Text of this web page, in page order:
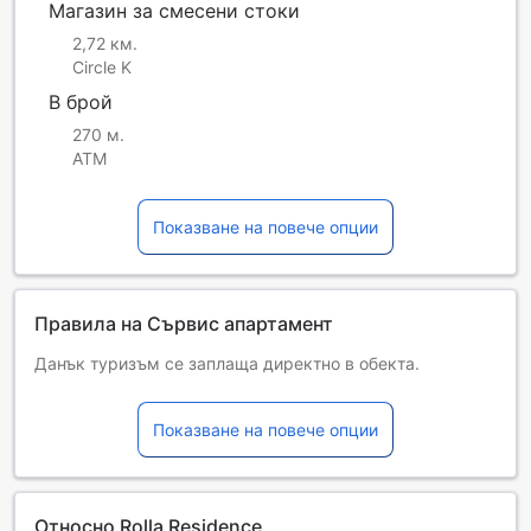
Магазин за смесени стоки
2,72 км.
Circle K
В брой
270 м.
ATM
Показване на повече опции
Правила на Сървис апартамент
Данък туризъм се заплаща директно в обекта.
mandatory and must be paid directly at the property upon
Деца и допълнителни легла
Бебета от 0 до 0 години
Показване на повече опции